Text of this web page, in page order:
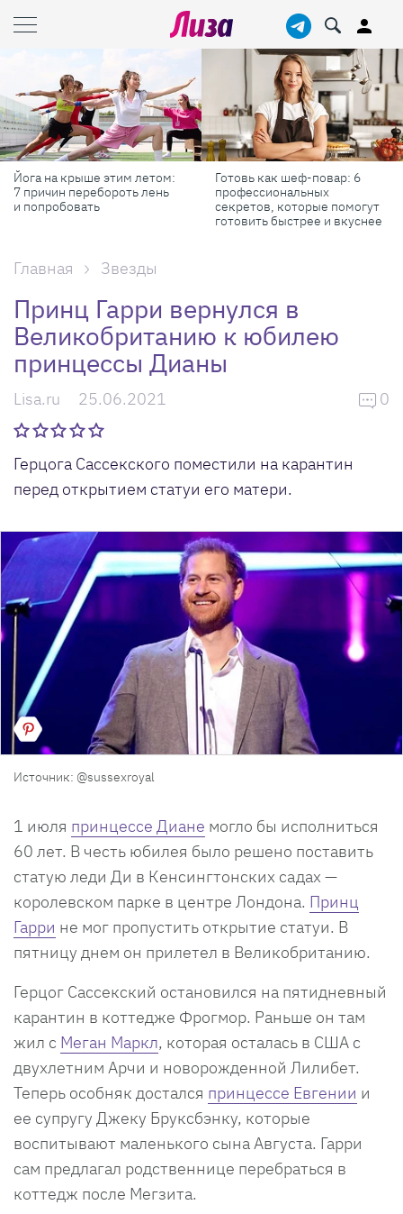
Йога на крыше этим летом:
7 причин перебороть лень
и попробовать
Готовь как шеф-повар: 6
профессиональных
секретов, которые помогут
готовить быстрее и вкуснее
Главная Звезды
Принц Гарри вернулся в
Великобританию к юбилею
принцессы Дианы
Lisa.ru 25.06.2021 0
Герцога Сассекского поместили на карантин
перед открытием статуи его матери.
Источник: @sussexroyal
1 июля принцессе Диане могло бы исполниться
60 лет. В честь юбилея было решено поставить
статую леди Ди в Кенсингтонских садах —
королевском парке в центре Лондона. Принц
Гарри не мог пропустить открытие статуи. В
пятницу днем он прилетел в Великобританию.
Герцог Сассекский остановился на пятидневный
карантин в коттедже Фрогмор. Раньше он там
жил с Меган Маркл, которая осталась в США с
двухлетним Арчи и новорожденной Лилибет.
Теперь особняк достался принцессе Евгении и
ее супругу Джеку Бруксбэнку, которые
воспитывают маленького сына Августа. Гарри
сам предлагал родственнице перебраться в
коттедж после Мегзита.